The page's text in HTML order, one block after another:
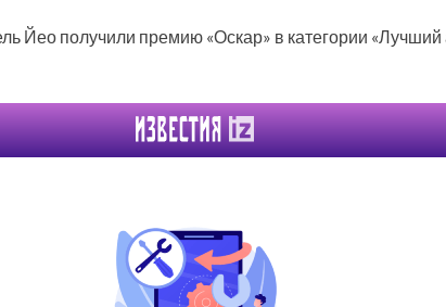
Йео получили премию «Оскар» в категории «Лучший